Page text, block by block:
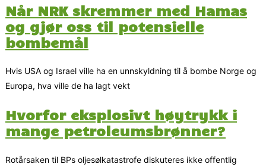
Når NRK skremmer med Hamas
og gjør oss til potensielle
bombemål
Hvis USA og Israel ville ha en unnskyldning til å bombe Norge og
Europa, hva ville de ha lagt vekt
Hvorfor eksplosivt høytrykk i
mange petroleumsbrønner?
Rotårsaken til BPs oljesølkatastrofe diskuteres ikke offentlig